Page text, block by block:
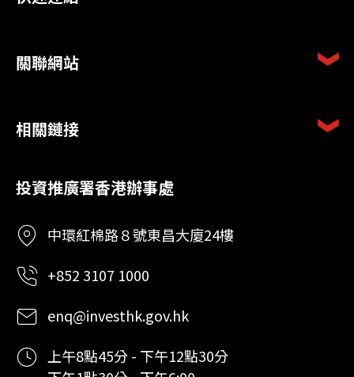
關聯網站
相關鏈接
投資推廣署香港辦事處
中環紅棉路８號東昌大廈24樓
+852 3107 1000
enq@investhk.gov.hk
上午8點45分 - 下午12點30分